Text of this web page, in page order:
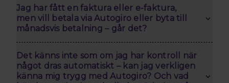
Jag har fått en faktura eller e-faktura,
men vill betala via Autogiro eller byta till
månadsvis betalning – går det?
Det känns inte som om jag har kontroll när
något dras automatiskt – kan jag verkligen
känna mig trygg med Autogiro? Och vad